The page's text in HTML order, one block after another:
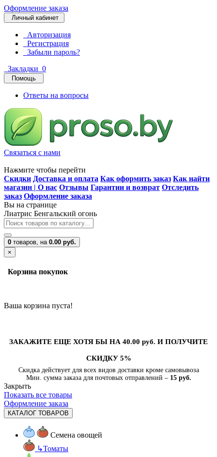
Оформление заказа
Личный кабинет
Авторизация
Регистрация
Забыли пароль?
Закладки 0
Помощь
Ответы на вопросы
Связаться с нами
Нажмите чтобы перейти
Скидки Доставка и оплата Как оформить заказ Как найти
магазин | О нас Отзывы Гарантии и возврат Отследить
заказ Оформление заказа
Вы на странице
Лиатрис Бенгальский огонь
0 товаров, на 0.00 руб.
×
Корзина покупок
Ваша корзина пуста!
ЗАКАЖИТЕ ЕЩЕ ХОТЯ БЫ НА 40.00 руб. И ПОЛУЧИТЕ
СКИДКУ 5%
Скидка действует для всех видов доставки кроме самовывоза
Мин. сумма заказа для почтовых отправлений – 15 руб.
Закрыть
Показать все товары
Оформление заказа
КАТАЛОГ ТОВАРОВ
Семена овощей
↳Томаты